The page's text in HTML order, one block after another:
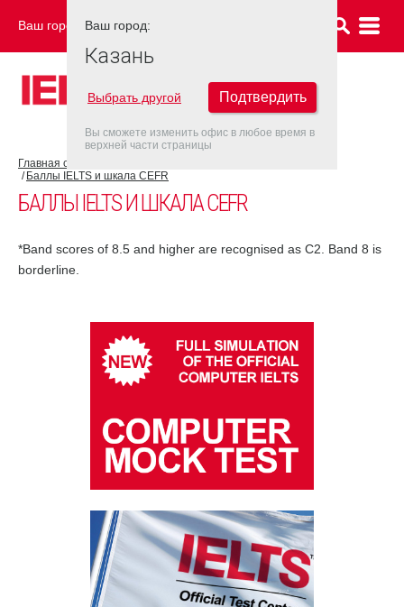
Ваш город: КАЗАНЬ
Главная страница
Баллы IELTS и шкала CEFR
БАЛЛЫ IELTS И ШКАЛА CEFR
*Band scores of 8.5 and higher are recognised as C2. Band 8 is
borderline.
Ваш город:
Казань
Выбрать другой Подтвердить
Вы сможете изменить офис в любое время в
верхней части страницы